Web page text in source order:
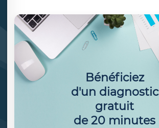
Bénéficiez
d'un diagnostic
gratuit
de 20 minutes